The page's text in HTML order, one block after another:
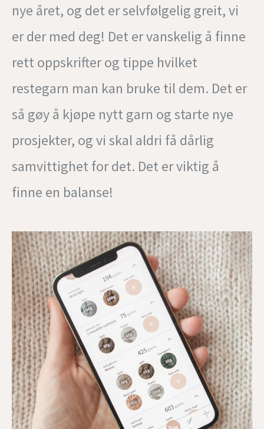
nye året, og det er selvfølgelig greit, vi
er der med deg! Det er vanskelig å finne
rett oppskrifter og tippe hvilket
restegarn man kan bruke til dem. Det er
så gøy å kjøpe nytt garn og starte nye
prosjekter, og vi skal aldri få dårlig
samvittighet for det. Det er viktig å
finne en balanse!